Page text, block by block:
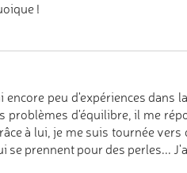
!
peu d'expériences dans
problèmes d'équilibre, il me
à lui, je me suis tournée vers
prennent pour des perles...